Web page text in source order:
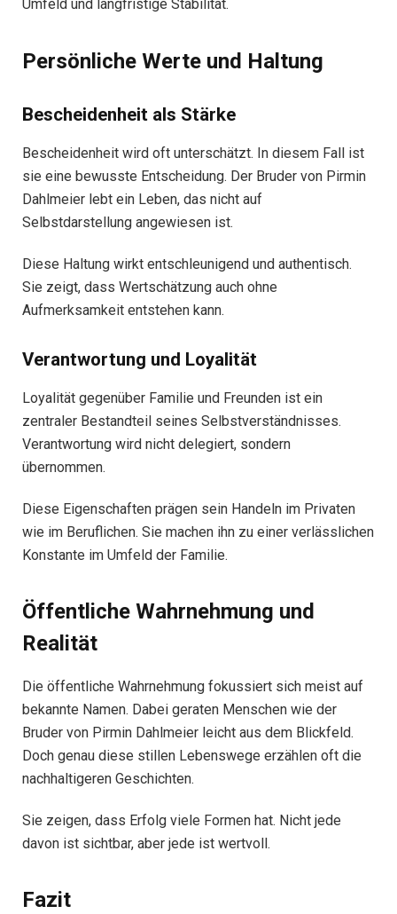
Umfeld und langfristige Stabilität.
Persönliche Werte und Haltung
Bescheidenheit als Stärke
Bescheidenheit wird oft unterschätzt. In diesem Fall ist
sie eine bewusste Entscheidung. Der Bruder von Pirmin
Dahlmeier lebt ein Leben, das nicht auf
Selbstdarstellung angewiesen ist.
Diese Haltung wirkt entschleunigend und authentisch.
Sie zeigt, dass Wertschätzung auch ohne
Aufmerksamkeit entstehen kann.
Verantwortung und Loyalität
Loyalität gegenüber Familie und Freunden ist ein
zentraler Bestandteil seines Selbstverständnisses.
Verantwortung wird nicht delegiert, sondern
übernommen.
Diese Eigenschaften prägen sein Handeln im Privaten
wie im Beruflichen. Sie machen ihn zu einer verlässlichen
Konstante im Umfeld der Familie.
Öffentliche Wahrnehmung und
Realität
Die öffentliche Wahrnehmung fokussiert sich meist auf
bekannte Namen. Dabei geraten Menschen wie der
Bruder von Pirmin Dahlmeier leicht aus dem Blickfeld.
Doch genau diese stillen Lebenswege erzählen oft die
nachhaltigeren Geschichten.
Sie zeigen, dass Erfolg viele Formen hat. Nicht jede
davon ist sichtbar, aber jede ist wertvoll.
Fazit